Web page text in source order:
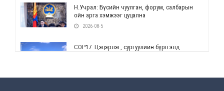
Н.Учрал: Бүсийн чуулган, форум, салбарын
ойн арга хэмжээг цуцална
2026-08-5
СОР17: Цэцэрлэг, сургуулийн бүртгэлд